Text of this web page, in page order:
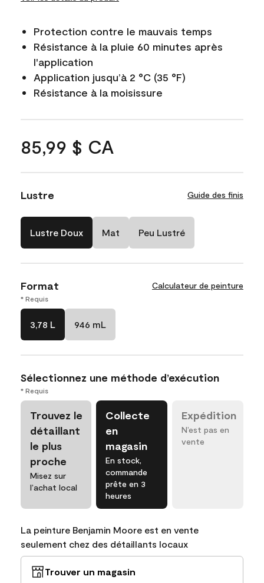
Protection contre le mauvais temps
Résistance à la pluie 60 minutes après
l'application
Application jusqu’à 2 °C (35 °F)
Résistance à la moisissure
85,99 $ CA
Lustre Guide des finis
Lustre Doux Mat Peu Lustré
Format Calculateur de peinture
* Requis
3,78 L 946 mL
Sélectionnez une méthode d’exécution
* Requis
Trouvez le
détaillant
le plus
proche
Misez sur
l’achat local
Collecte
en
magasin
En stock,
commande
prête en 3
heures
Expédition
N’est pas en
vente
La peinture Benjamin Moore est en vente
seulement chez des détaillants locaux
Trouver un magasin